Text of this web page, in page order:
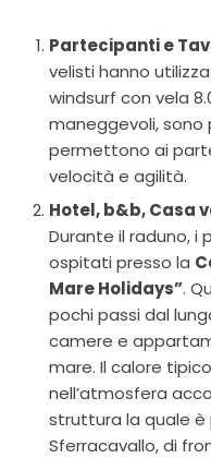
Partecipanti e
velisti hanno
windsurf con vela
maneggevoli,
permettono ai
velocità e agilità.
Hotel, b&b, Casa
Durante il raduno,
ospitati presso la
Mare Holidays”.
pochi passi dal
camere e
mare. Il calore
nell’atmosfera
struttura la quale è
Sferracavallo, di